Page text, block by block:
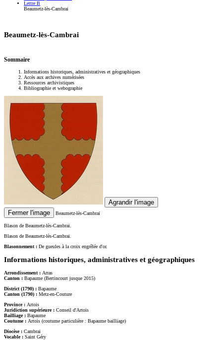
Lettre B
Beaumetz-lès-Cambrai
Beaumetz-lès-Cambrai
Sommaire
Informations historiques, administratives et géographiques
Accès aux archives numérisées
Ressources archivistiques
Bibliographie et webographie
Agrandir l'image
Fermer l'image
Beaumetz-lès-Cambrai
Blason de Beaumetz-lès-Cambrai.
Blason de Beaumetz-lès-Cambrai.
Blasonnement : De gueules à la croix engrêlée d'or.
Informations historiques, administratives et géographiques
Arrondissement : Arras
Canton : Bapaume (Bertincourt jusque 2015)
District (1790) : Bapaume
Canton (1790) : Metz-en-Couture
Province : Artois
Juridiction supérieure : Conseil d'Artois
Bailliage : Bapaume
Coutume : Artois (coutume particulière : Bapaume bailliage)
Diocèse : Cambrai
Vocable : Saint Géry